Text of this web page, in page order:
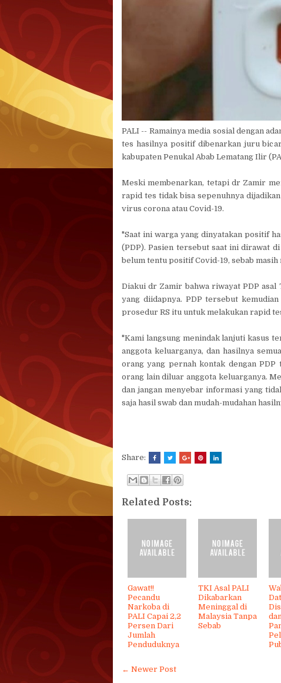
PALI -- Ramainya media sosial dengan
tes hasilnya positif dibenarkan juru
kabupaten Penukal Abab Lematang Ilir
Meski membenarkan, tetapi dr Zamir
rapid tes tidak bisa sepenuhnya
virus corona atau Covid-19.
"Saat ini warga yang dinyatakan positif
(PDP). Pasien tersebut saat ini dirawat
belum tentu positif Covid-19, sebab
Diakui dr Zamir bahwa riwayat PDP asal
yang diidapnya. PDP tersebut
prosedur RS itu untuk melakukan rapid
"Kami langsung menindak lanjuti kasus
anggota keluarganya, dan hasilnya
orang yang pernah kontak dengan
orang lain diluar anggota keluarganya.
dan jangan menyebar informasi yang
saja hasil swab dan mudah-mudahan
Share:
Related Posts:
Gawat!!
Pecandu
Narkoba di
PALI Capai 2,2
Persen Dari
Jumlah
Penduduknya
TKI Asal PALI
Dikabarkan
Meninggal di
Malaysia Tanpa
Sebab
← Newer Post